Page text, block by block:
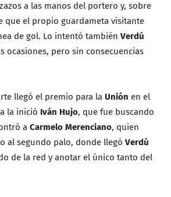
a las manos del portero y, sobre
que el propio guardameta visitante
de gol. Lo intentó también Verdú
ocasiones, pero sin consecuencias
llegó el premio para la Unión en el
la inició Iván Hujo, que fue buscando
a Carmelo Merenciano, quien
al segundo palo, donde llegó Verdú
de la red y anotar el único tanto del